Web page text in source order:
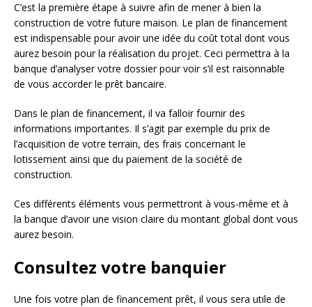
C’est la première étape à suivre afin de mener à bien la
construction de votre future maison. Le plan de financement
est indispensable pour avoir une idée du coût total dont vous
aurez besoin pour la réalisation du projet. Ceci permettra à la
banque d’analyser votre dossier pour voir s’il est raisonnable
de vous accorder le prêt bancaire.
Dans le plan de financement, il va falloir fournir des
informations importantes. Il s’agit par exemple du prix de
l’acquisition de votre terrain, des frais concernant le
lotissement ainsi que du paiement de la société de
construction.
Ces différents éléments vous permettront à vous-même et à
la banque d’avoir une vision claire du montant global dont vous
aurez besoin.
Consultez votre banquier
Une fois votre plan de financement prêt, il vous sera utile de